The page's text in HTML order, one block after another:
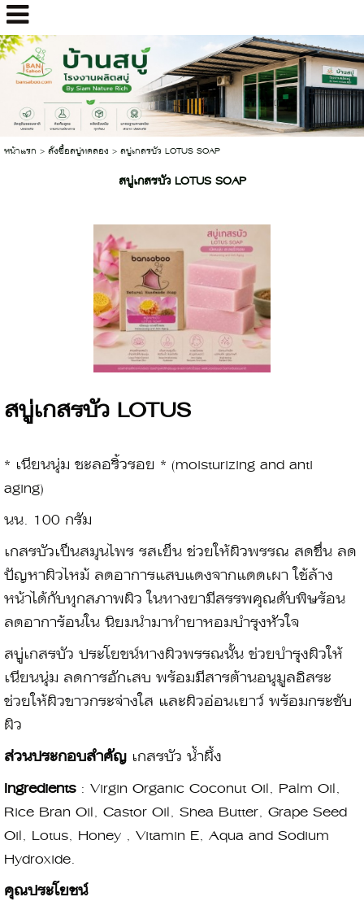
หน้าแรก > สั่งซื้อสบู่ทดลอง > สบู่เกสรบัว LOTUS SOAP
สบู่เกสรบัว LOTUS SOAP
สบู่เกสรบัว LOTUS
* เนียนนุ่ม ชะลอริ้วรอย * (moisturizing and anti
aging)
นน. 100 กรัม
เกสรบัวเป็นสมุนไพร รสเย็น ช่วยให้ผิวพรรณ สดชื่น ลด
ปัญหาผิวไหม้ ลดอาการแสบแดงจากแดดเผา ใช้ล้าง
หน้าได้กับทุกสภาพผิว ในทางยามีสรรพคุณดับพิษร้อน
ลดอาการ้อนใน นิยมนำมาทำยาหอมบำรุงหัวใจ
สบู่เกสรบัว ประโยชน์ทางผิวพรรณนั้น ช่วยบำรุงผิวให้
เนียนนุ่ม ลดการอักเสบ พร้อมมีสารต้านอนุมูลอิสระ
ช่วยให้ผิวขาวกระจ่างใส และผิวอ่อนเยาว์ พร้อมกระชับ
ผิว
ส่วนประกอบสำคัญเกสรบัว น้ำผึ้ง
Ingredients: Virgin Organic Coconut Oil, Palm Oil,
Rice Bran Oil, Castor Oil, Shea Butter, Grape Seed
Oil, Lotus, Honey , Vitamin E, Aqua and Sodium
Hydroxide.
คุณประโยชน์